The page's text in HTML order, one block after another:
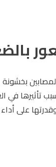
بخشونة
تأثيرها في
على